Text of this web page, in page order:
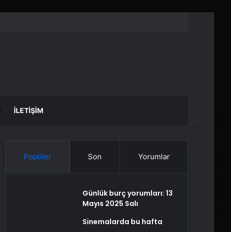
İLETIŞIM
Popüler Son Yorumlar
Günlük burç yorumları: 13
Mayıs 2025 Salı
Sinemalarda bu hafta